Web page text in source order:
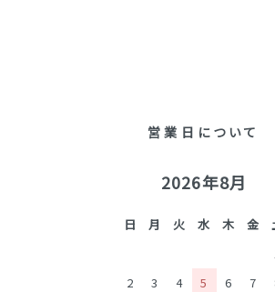
営業日について
2026年8月
日 月 火 水 木 金
2
3 4 5 6 7